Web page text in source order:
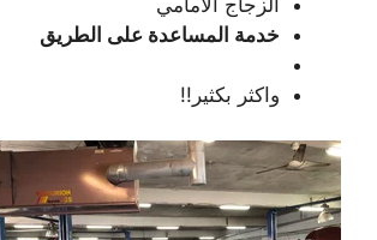
خدمة المساعدة على الطريق
واكثر بكثير!!